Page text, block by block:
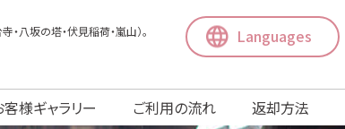
八坂の塔・伏見稲荷・嵐山）。
Languages
客様ギャラリー ご利用の流れ 返却方法